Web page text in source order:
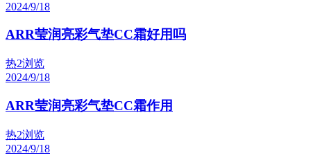
2024/9/18
ARR莹润亮彩气垫CC霜好用吗
热2浏览
2024/9/18
ARR莹润亮彩气垫CC霜作用
热2浏览
2024/9/18